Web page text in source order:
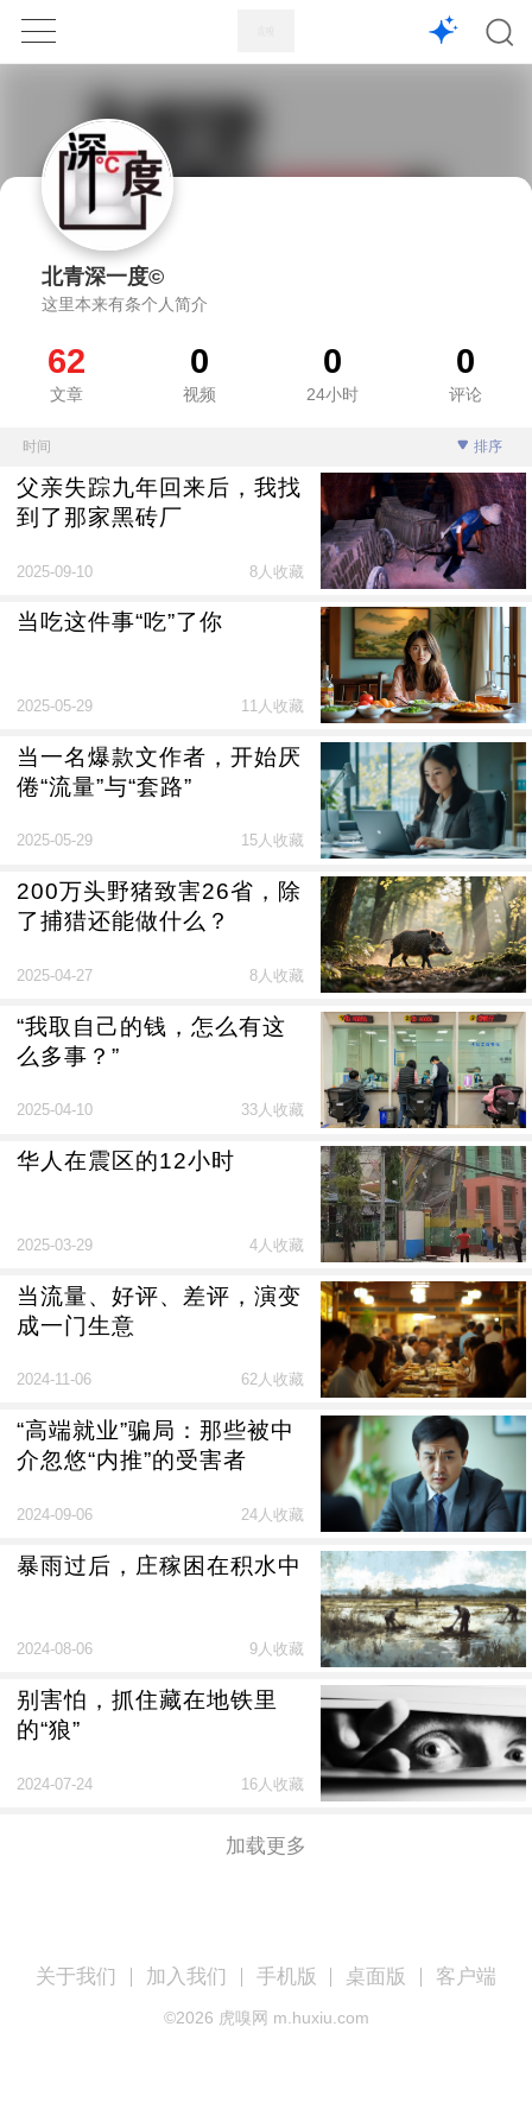
1X
北青深一度©
这里本来有条个人简介
62
文章
0
视频
0
24小时
0
评论
时间 排序
父亲失踪九年回来后，我找
到了那家黑砖厂
2025-09-10 8人收藏
当吃这件事“吃”了你
2025-05-29 11人收藏
当一名爆款文作者，开始厌
倦“流量”与“套路”
2025-05-29 15人收藏
200万头野猪致害26省，除
了捕猎还能做什么？
2025-04-27 8人收藏
“我取自己的钱，怎么有这
么多事？”
2025-04-10 33人收藏
华人在震区的12小时
2025-03-29 4人收藏
当流量、好评、差评，演变
成一门生意
2024-11-06 62人收藏
“高端就业”骗局：那些被中
介忽悠“内推”的受害者
2024-09-06 24人收藏
暴雨过后，庄稼困在积水中
2024-08-06 9人收藏
别害怕，抓住藏在地铁里
的“狼”
2024-07-24 16人收藏
加载更多
关于我们 加入我们 手机版 桌面版 客户端
©2026 虎嗅网 m.huxiu.com